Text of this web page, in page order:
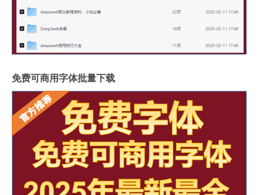
免费可商用字体批量下载